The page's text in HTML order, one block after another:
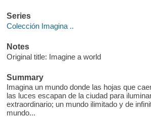
Series
Colección Imagina ..
Notes
Original title: Imagine a world
Summary
Imagina un mundo donde las hojas que
las luces escapan de la ciudad para
extraordinario; un mundo ilimitado y de
mundo...